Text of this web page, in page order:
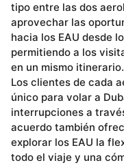
tipo entre las dos
aprovechar las
hacia los EAU desde
permitiendo a los
en un mismo itinerario.
Los clientes de cada
único para volar a
interrupciones a
acuerdo también
explorar los EAU la
todo el viaje y una